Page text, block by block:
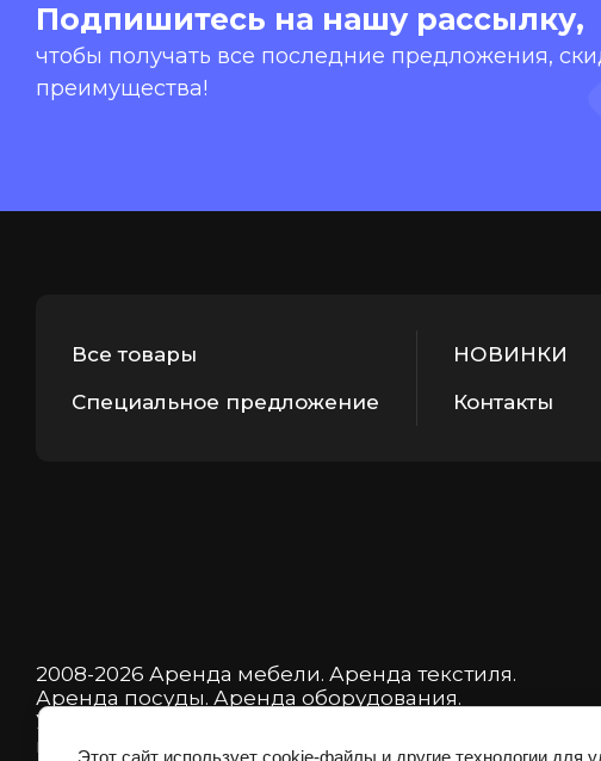
Подпишитесь на нашу рассылку,
чтобы получать все последние предложения,
преимущества!
Все товары НОВИНКИ
Специальное предложение
Контакты
2008-2026 Аренда мебели. Аренда текстиля.
Аренда посуды. Аренда оборудования.
Указанная на сайте информация не является
публичной офертой.
Этот
Этот сайт использует cookie-файлы и другие технологии